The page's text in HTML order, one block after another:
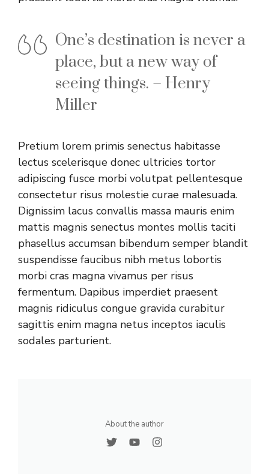
One’s destination is never a
place, but a new way of
seeing things. – Henry
Miller
Pretium lorem primis senectus habitasse
lectus scelerisque donec ultricies tortor
adipiscing fusce morbi volutpat pellentesque
consectetur risus molestie curae malesuada.
Dignissim lacus convallis massa mauris enim
mattis magnis senectus montes mollis taciti
phasellus accumsan bibendum semper blandit
suspendisse faucibus nibh metus lobortis
morbi cras magna vivamus per risus
fermentum. Dapibus imperdiet praesent
magnis ridiculus congue gravida curabitur
sagittis enim magna netus inceptos iaculis
sodales parturient.
About the author